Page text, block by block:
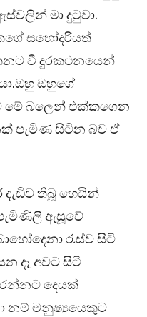
මා දුටුවා.
සහෝදරියත්
වී දුරකථනයෙන්
ඔහුගේ
බලෙන් එක්කගෙන
පැමිණ සිටින බව ඒ
තිබූ හෙයින්
ඇසූවේ
රැස්ව සිටි
දෑ අවට සිටි
දෙයක්
නම් මනුෂ්‍යයෙකුට